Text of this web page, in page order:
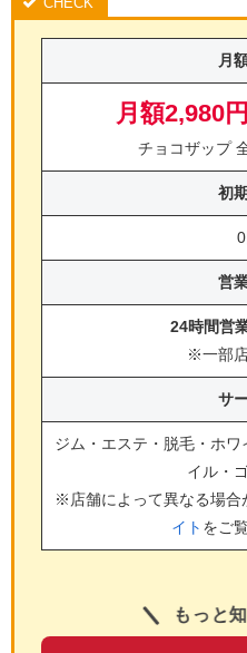
月
月額2,980円
チョコザップ
初
営
24時間営
※一部
サ
ジム・エステ・脱毛・ホ
イル・
※店舗によって異なる場合
イト をご
もっと